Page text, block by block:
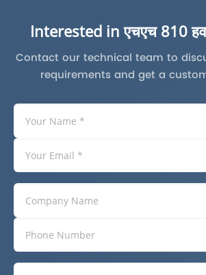
Interested in एचएच 810
Contact our technical team to
requirements and get a